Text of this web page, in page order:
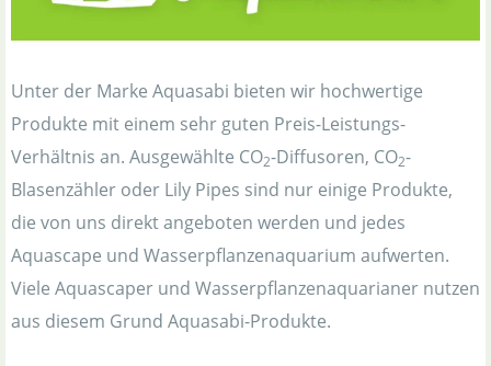
Unter der Marke Aquasabi bieten wir hochwertige
Produkte mit einem sehr guten Preis-Leistungs-
Verhältnis an. Ausgewählte CO2-Diffusoren, CO2-
Blasenzähler oder Lily Pipes sind nur einige Produkte,
die von uns direkt angeboten werden und jedes
Aquascape und Wasserpflanzenaquarium aufwerten.
Viele Aquascaper und Wasserpflanzenaquarianer nutzen
aus diesem Grund Aquasabi-Produkte.